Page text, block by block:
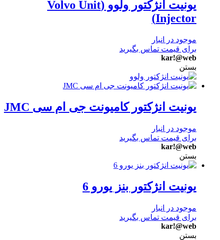
یونیت انژکتور ولوو (Volvo Unit
Injector)
موجود در انبار
برای قیمت تماس بگیرید
kar!@web
بستن
یونیت انژکتور کامیونت جی ام سی JMC
موجود در انبار
برای قیمت تماس بگیرید
kar!@web
بستن
یونیت انژکتور بنز یورو 6
موجود در انبار
برای قیمت تماس بگیرید
kar!@web
بستن